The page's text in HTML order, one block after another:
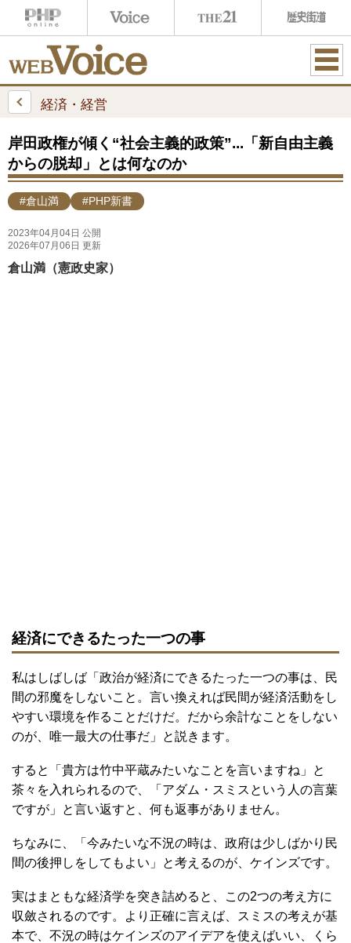
ME
経済・経営
岸田政権が傾く“社会主義的政策”...「新自由主義
からの脱却」とは何なのか
#倉山満 #PHP新書
2023年04月04日 公開
2026年07月06日 更新
倉山満（憲政史家）
経済にできるたった一つの事
私はしばしば「政治が経済にできるたった一つの事は、民
間の邪魔をしないこと。言い換えれば民間が経済活動をし
やすい環境を作ることだけだ。だから余計なことをしない
のが、唯一最大の仕事だ」と説きます。
すると「貴方は竹中平蔵みたいなことを言いますね」と
茶々を入れられるので、「アダム・スミスという人の言葉
ですが」と言い返すと、何も返事がありません。
ちなみに、「今みたいな不況の時は、政府は少しばかり民
間の後押しをしてもよい」と考えるのが、ケインズです。
実はまともな経済学を突き詰めると、この2つの考え方に
収斂されるのです。より正確に言えば、スミスの考えが基
本で、不況の時はケインズのアイデアを使えばいい、くら